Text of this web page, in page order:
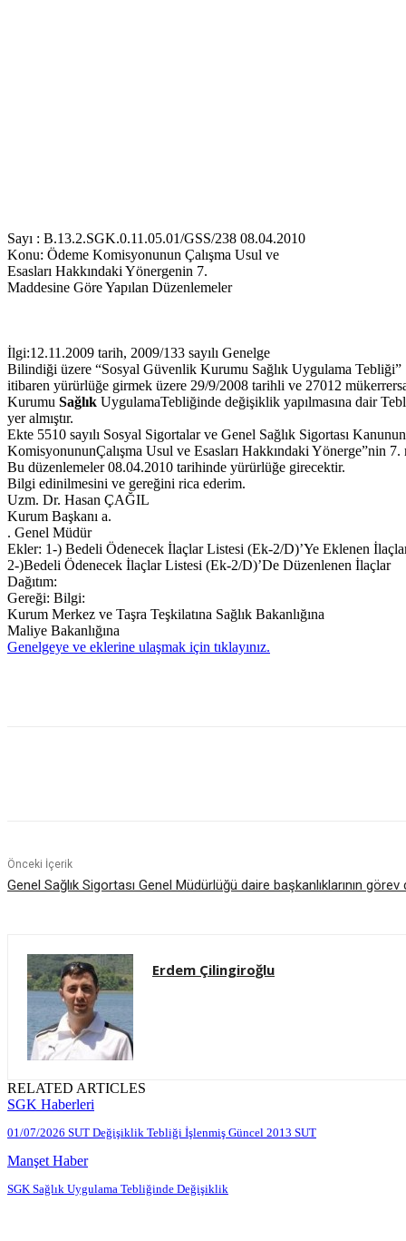
Sayı : B.13.2.SGK.0.11.05.01/GSS/238 08.04.2010
Konu: Ödeme Komisyonunun Çalışma Usul ve
Esasları Hakkındaki Yönergenin 7.
Maddesine Göre Yapılan Düzenlemeler
İlgi:12.11.2009 tarih, 2009/133 sayılı Genelge
Bilindiği üzere “Sosyal Güvenlik Kurumu Sağlık Uygulama Tebliği”
itibaren yürürlüğe girmek üzere 29/9/2008 tarihli ve 27012
Kurumu Sağlık UygulamaTebliğinde değişiklik yapılmasına dair
yer almıştır.
Ekte 5510 sayılı Sosyal Sigortalar ve Genel Sağlık Sigortası
KomisyonununÇalışma Usul ve Esasları Hakkındaki Yönerge”nin
Bu düzenlemeler 08.04.2010 tarihinde yürürlüğe girecektir.
Bilgi edinilmesini ve gereğini rica ederim.
Uzm. Dr. Hasan ÇAĞIL
Kurum Başkanı a.
. Genel Müdür
Ekler: 1-) Bedeli Ödenecek İlaçlar Listesi (Ek-2/D)’Ye Eklenen
2-)Bedeli Ödenecek İlaçlar Listesi (Ek-2/D)’De Düzenlenen İlaçlar
Dağıtım:
Gereği: Bilgi:
Kurum Merkez ve Taşra Teşkilatına Sağlık Bakanlığına
Maliye Bakanlığına
Genelgeye ve eklerine ulaşmak için tıklayınız.
Önceki İçerik
Genel Sağlık Sigortası Genel Müdürlüğü daire başkanlıklarının görev
Erdem Çilingiroğlu
RELATED ARTICLES
SGK Haberleri
01/07/2026 SUT Değişiklik Tebliği İşlenmiş Güncel 2013 SUT
Manşet Haber
SGK Sağlık Uygulama Tebliğinde Değişiklik